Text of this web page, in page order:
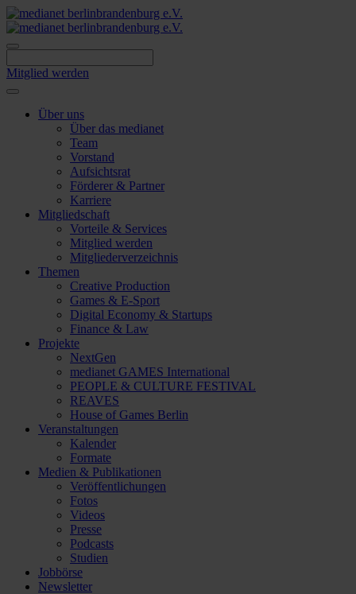
Skip
to
content
Mitglied werden
Über uns
Über das medianet
Team
Vorstand
Aufsichtsrat
Förderer & Partner
Karriere
Mitgliedschaft
Vorteile & Services
Mitglied werden
Mitgliederverzeichnis
Themen
Creative Production
Games & E-Sport
Digital Economy & Startups
Finance & Law
Projekte
NextGen
medianet GAMES International
PEOPLE & CULTURE FESTIVAL
REAVES
House of Games Berlin
Veranstaltungen
Kalender
Formate
Medien & Publikationen
Veröffentlichungen
Fotos
Videos
Presse
Podcasts
Studien
Jobbörse
Newsletter